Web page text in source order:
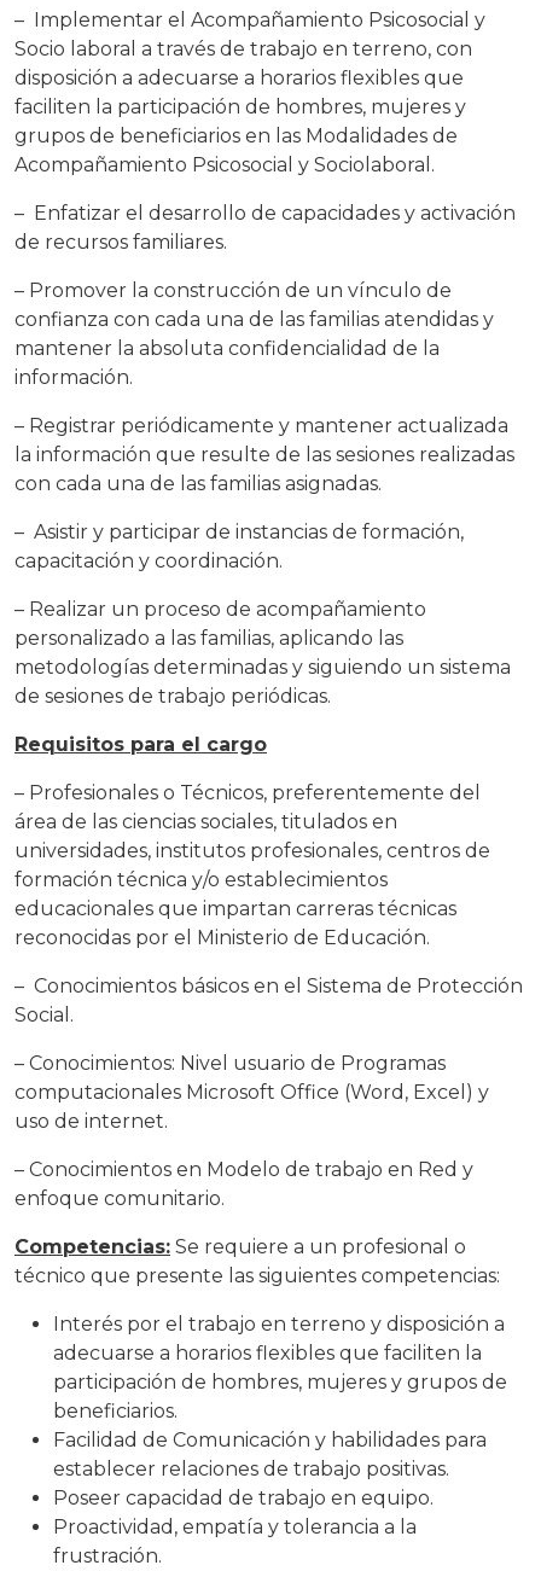
– Implementar el Acompañamiento Psicosocial y
Socio laboral a través de trabajo en terreno, con
disposición a adecuarse a horarios flexibles que
faciliten la participación de hombres, mujeres y
grupos de beneficiarios en las Modalidades de
Acompañamiento Psicosocial y Sociolaboral.
– Enfatizar el desarrollo de capacidades y activación
de recursos familiares.
– Promover la construcción de un vínculo de
confianza con cada una de las familias atendidas y
mantener la absoluta confidencialidad de la
información.
– Registrar periódicamente y mantener actualizada
la información que resulte de las sesiones realizadas
con cada una de las familias asignadas.
– Asistir y participar de instancias de formación,
capacitación y coordinación.
– Realizar un proceso de acompañamiento
personalizado a las familias, aplicando las
metodologías determinadas y siguiendo un sistema
de sesiones de trabajo periódicas.
Requisitos para el cargo
– Profesionales o Técnicos, preferentemente del
área de las ciencias sociales, titulados en
universidades, institutos profesionales, centros de
formación técnica y/o establecimientos
educacionales que impartan carreras técnicas
reconocidas por el Ministerio de Educación.
– Conocimientos básicos en el Sistema de Protección
Social.
– Conocimientos: Nivel usuario de Programas
computacionales Microsoft Office (Word, Excel) y
uso de internet.
– Conocimientos en Modelo de trabajo en Red y
enfoque comunitario.
Competencias: Se requiere a un profesional o
técnico que presente las siguientes competencias:
Interés por el trabajo en terreno y disposición a
adecuarse a horarios flexibles que faciliten la
participación de hombres, mujeres y grupos de
beneficiarios.
Facilidad de Comunicación y habilidades para
establecer relaciones de trabajo positivas.
Poseer capacidad de trabajo en equipo.
Proactividad, empatía y tolerancia a la
frustración.